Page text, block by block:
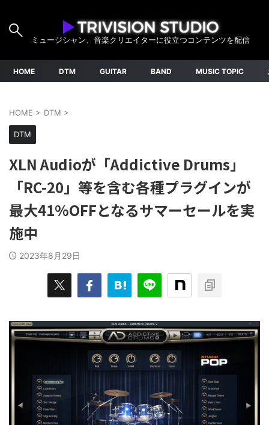
ミュージシャン、音楽クリエイターに役立つコンテンツを配信
HOME DTM GUITAR BAND MUSIC TOPIC
HOME > DTM >
DTM
XLN Audioが「Addictive Drums」
「RC-20」等を含む各種プラグインが
最大41%OFFとなるサマーセールを実
施中
2023年8月29日